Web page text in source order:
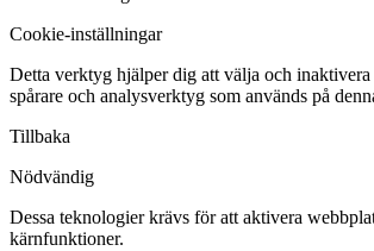
Cookie-inställningar
Detta verktyg hjälper dig att välja och inaktivera
spårare och analysverktyg som används på
Tillbaka
Nödvändig
Dessa teknologier krävs för att aktivera
kärnfunktioner.